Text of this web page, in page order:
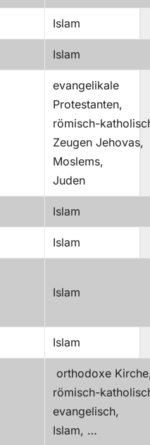
Islam
Islam
evangelikale
Protestanten,
römisch-
Zeugen Jehovas,
Moslems,
Juden
Islam
Islam
Islam
Islam
orthodoxe
römisch-
evangelisch,
Islam, …